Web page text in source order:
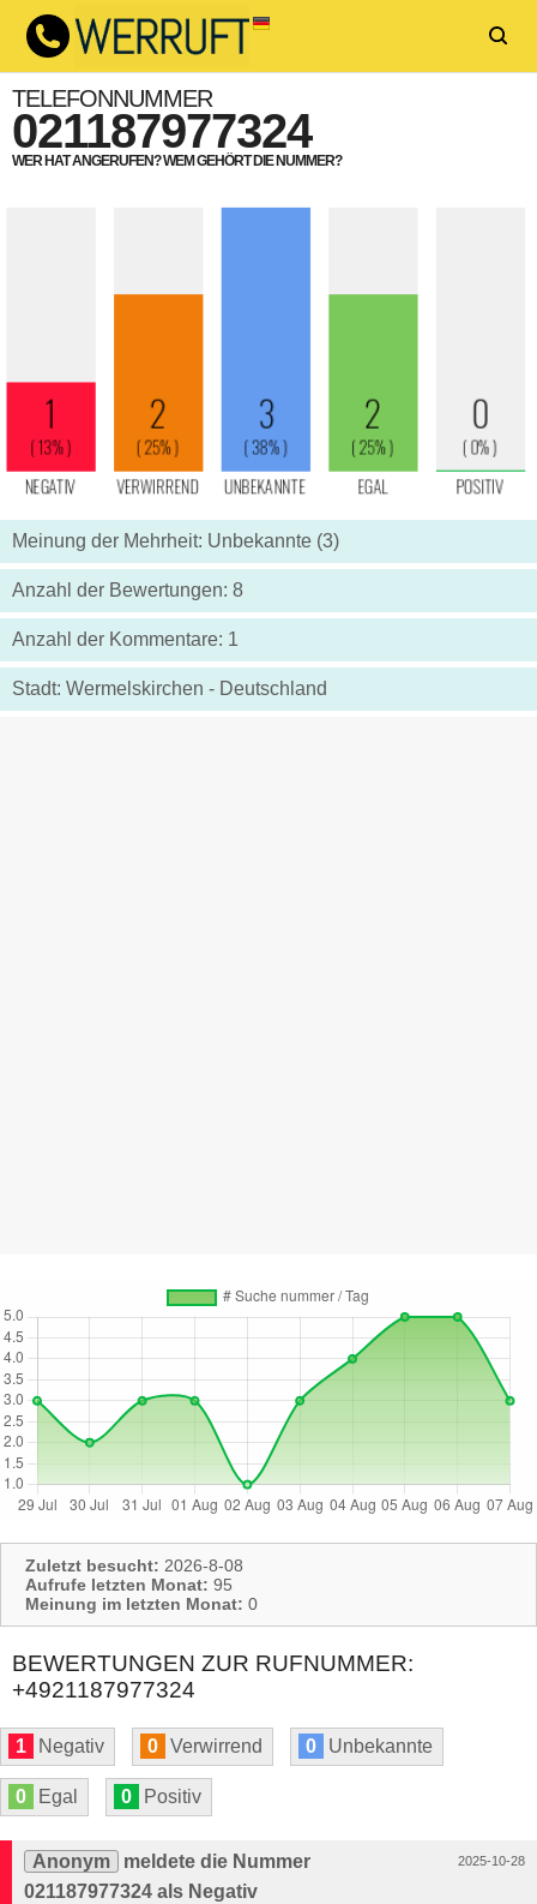
TELEFONNUMMER
021187977324
WER HAT ANGERUFEN? WEM GEHÖRT DIE NUMMER?
Meinung der Mehrheit: Unbekannte (3)
Anzahl der Bewertungen: 8
Anzahl der Kommentare: 1
Stadt: Wermelskirchen - Deutschland
Zuletzt besucht: 2026-8-08
Aufrufe letzten Monat: 95
Meinung im letzten Monat: 0
BEWERTUNGEN ZUR RUFNUMMER:
+4921187977324
1 Negativ 0 Verwirrend 0 Unbekannte
0 Egal 0 Positiv
2025-10-28
Anonym
meldete die Nummer
021187977324 als Negativ